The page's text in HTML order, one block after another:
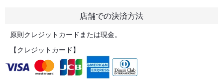
店舗での決済方法
原則クレジットカードまたは現金。
【クレジットカード】